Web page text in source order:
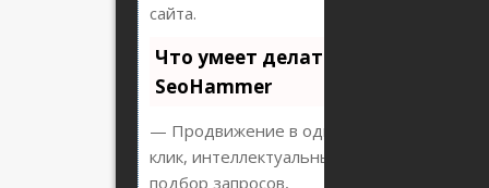
сайта.
Что умеет делать
SeoHammer
— Продвижение в один
клик, интеллектуальный
подбор запросов,